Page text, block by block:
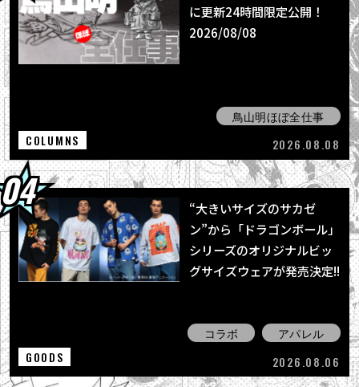
に更新24時間限定公開！
2026/08/08
鳥山明ほぼ全仕事
COLUMNS
2026.08.08
“大きいサイズのサカゼ
ン”から「ドラゴンボール」
シリーズのオリジナルビッ
グサイズウェアが発売決定!!
コラボ
アパレル
GOODS
2026.08.06